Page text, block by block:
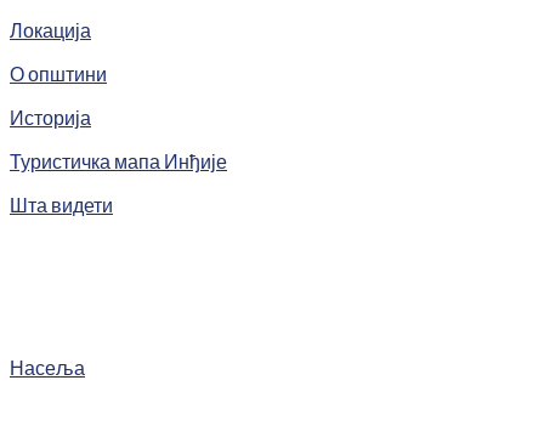
Локација
О општини
Историја
Туристичка мапа Инђије
Шта видети
Насеља